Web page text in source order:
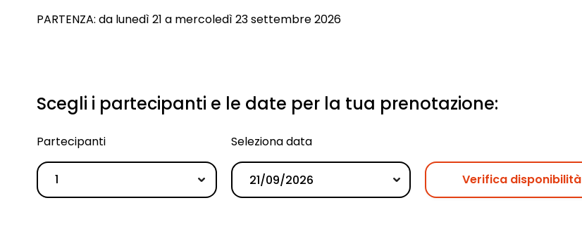
PARTENZA: da lunedì 21 a mercoledì 23 settembre 2026
Scegli i partecipanti e le date per la tua prenotazione:
Partecipanti
1
Seleziona data
Verifica disponibilità